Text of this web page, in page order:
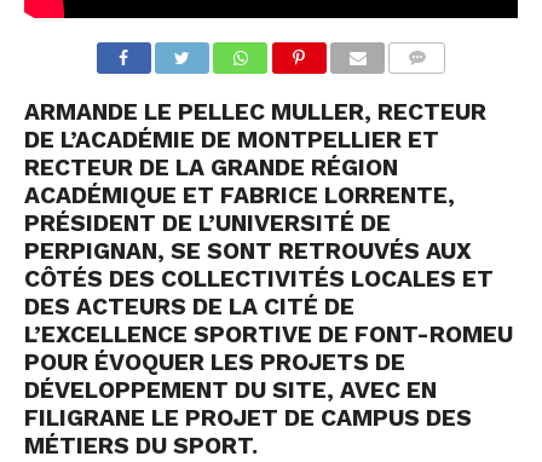
ARMANDE LE PELLEC MULLER, RECTEUR
DE L’ACADÉMIE DE MONTPELLIER ET
RECTEUR DE LA GRANDE RÉGION
ACADÉMIQUE ET FABRICE LORRENTE,
PRÉSIDENT DE L’UNIVERSITÉ DE
PERPIGNAN, SE SONT RETROUVÉS AUX
CÔTÉS DES COLLECTIVITÉS LOCALES ET
DES ACTEURS DE LA CITÉ DE
L’EXCELLENCE SPORTIVE DE FONT-ROMEU
POUR ÉVOQUER LES PROJETS DE
DÉVELOPPEMENT DU SITE, AVEC EN
FILIGRANE LE PROJET DE CAMPUS DES
MÉTIERS DU SPORT.